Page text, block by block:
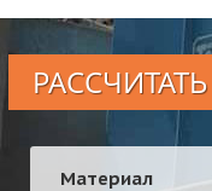
Материал